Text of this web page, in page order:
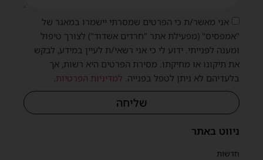
ניווט באתר
חדשות
אני מאשר/ת כי הפרטים שמסרתי יישמרו במאגר של
"אמפסיס" (מפעילת אתר "חרדים אשדוד") לצורך טיפול
ומענה לפנייתי. ידוע לי כי אני רשאי/ת לעיין במידע, לבקש
את תיקונו או מחיקתו. מסירת הפרטים היא רשות, אך
בלעדיהם לא ניתן לטפל בפנייה.למדיניות הפרטיות.
שליחה